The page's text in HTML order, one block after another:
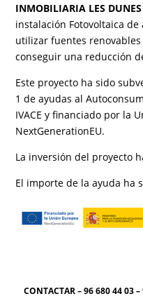
INMOBILIARIA LES
instalación Fotovoltaica
utilizar fuentes
conseguir una reducción
Este proyecto ha sido
1 de ayudas al
IVACE y financiado por la
NextGenerationEU.
La inversión del proyecto
El importe de la ayuda ha
CONTACTAR – 96 680 44 03